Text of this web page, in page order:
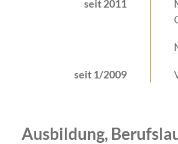
seit 2011
seit 1/2009
Ausbildung,